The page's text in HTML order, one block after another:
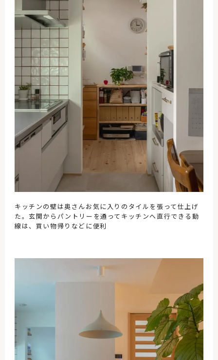
キッチンの壁は奥さんお気に入りのタイルを張って仕上げ
た。玄関からパントリーを通ってキッチンへ直行できる動
線は、買い物帰りなどに便利